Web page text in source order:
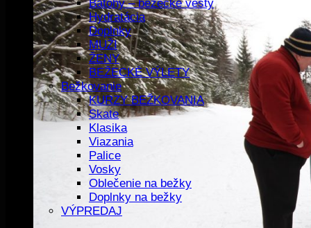
Batohy – bežecké vesty
Hydratácia
Doplnky
MUŽI
ŽENY
BEŽECKÉ VÝLETY
Bežkovanie
KURZY BEŽKOVANIA
Skate
Klasika
Viazania
Palice
Vosky
Oblečenie na bežky
Doplnky na bežky
VÝPREDAJ